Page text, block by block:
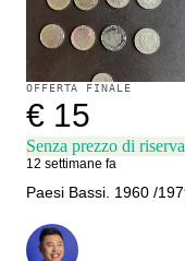
OFFERTA FINALE
€ 15
Senza prezzo di riserva
12 settimane fa